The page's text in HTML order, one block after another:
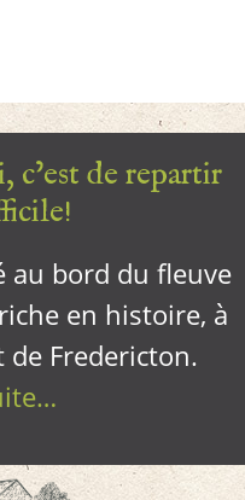
c’est de repartir
au bord du fleuve
en histoire, à
de Fredericton.